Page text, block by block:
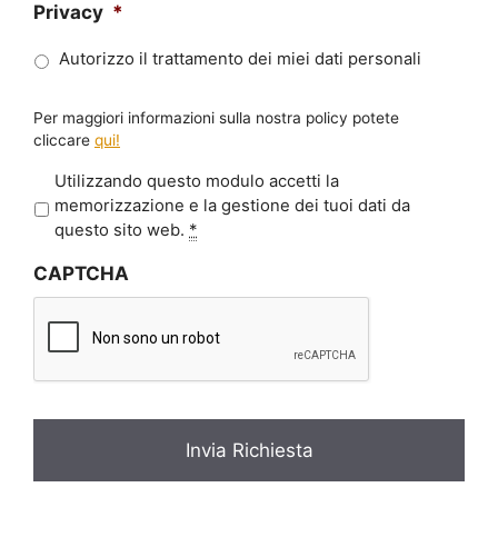
Privacy *
Autorizzo il trattamento dei miei dati personali
Per maggiori informazioni sulla nostra policy potete
cliccare qui!
r
a
c
*
Utilizzando questo modulo accetti la
memorizzazione e la gestione dei tuoi dati da
questo sito web. *
CAPTCHA